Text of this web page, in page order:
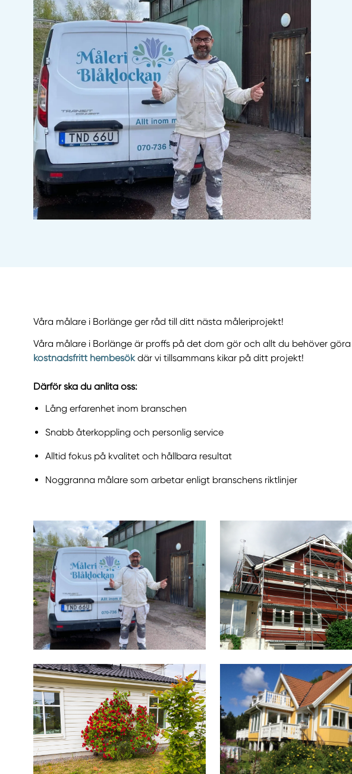
Våra målare i Borlänge ger råd till ditt nästa måleriprojekt!
Våra målare i Borlänge är proffs på det dom gör och allt du behöver
kostnadsfritt hembesökdär vi tillsammans kikar på ditt projekt!
Därför ska du anlita oss:
Lång erfarenhet inom branschen
Snabb återkoppling och personlig service
Alltid fokus på kvalitet och hållbara resultat
Noggranna målare som arbetar enligt branschens riktlinjer